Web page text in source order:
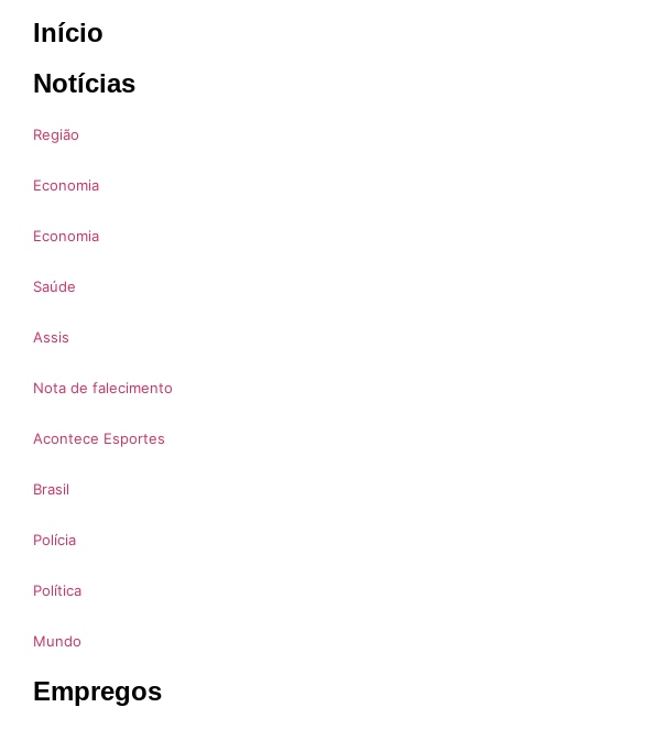
Início
Notícias
Região
Economia
Economia
Saúde
Assis
Nota de falecimento
Acontece Esportes
Brasil
Polícia
Política
Mundo
Empregos